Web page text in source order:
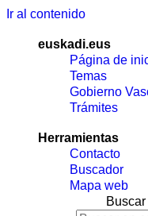
Ir al contenido
euskadi.eus
Página de
Temas
Gobierno
Trámites
Herramientas
Contacto
Buscador
Mapa web